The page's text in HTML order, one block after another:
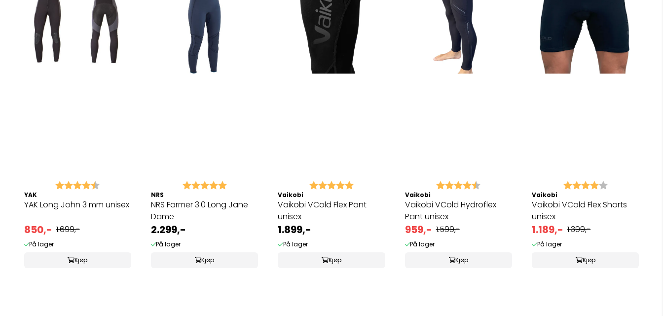
Karakter:
YAK
YAK Long John 3 mm unisex
850,- 1.699,-
På lager
Kjøp
Karakter: 5.0 av 5 mulige
NRS
NRS Farmer 3.0 Long Jane
Dame
2.299,-
På lager
Kjøp
Karakter: 5.0 av 5 mulige
Vaikobi
Vaikobi VCold Flex Pant
unisex
1.899,-
På lager
Kjøp
Karakter:
Vaikobi
Vaikobi VCold Hydroflex
Pant unisex
959,- 1.599,-
På lager
Kjøp
Karakter: 4.0 av 5
Vaikobi
Vaikobi VCold Flex Shorts
unisex
1.189,- 1.399,-
På lager
Kjøp